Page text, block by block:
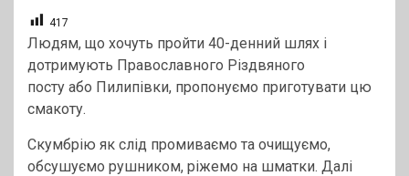
417
Людям, що хочуть пройти 40-денний шлях і
дотримують Православного Різдвяного
посту або Пилипівки, пропонуємо приготувати цю
смакоту.
Скумбрію як слід промиваємо та очищуємо,
обсушуємо рушником, ріжемо на шматки. Далі